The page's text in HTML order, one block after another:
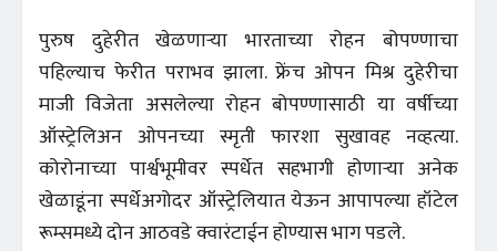
पुरुष दुहेरीत खेळणाऱ्या भारताच्या रोहन बोपण्णाचा
पहिल्याच फेरीत पराभव झाला. फ्रेंच ओपन मिश्र दुहेरीचा
माजी विजेता असलेल्या रोहन बोपण्णासाठी या वर्षीच्या
ऑस्ट्रेलिअन ओपनच्या स्मृती फारशा सुखावह नव्हत्या.
कोरोनाच्या पार्श्वभूमीवर स्पर्धेत सहभागी होणाऱ्या अनेक
खेळाडूंना स्पर्धेअगोदर ऑस्ट्रेलियात येऊन आपापल्या हॉटेल
रूम्समध्ये दोन आठवडे क्वारंटाईन होण्यास भाग पडले.